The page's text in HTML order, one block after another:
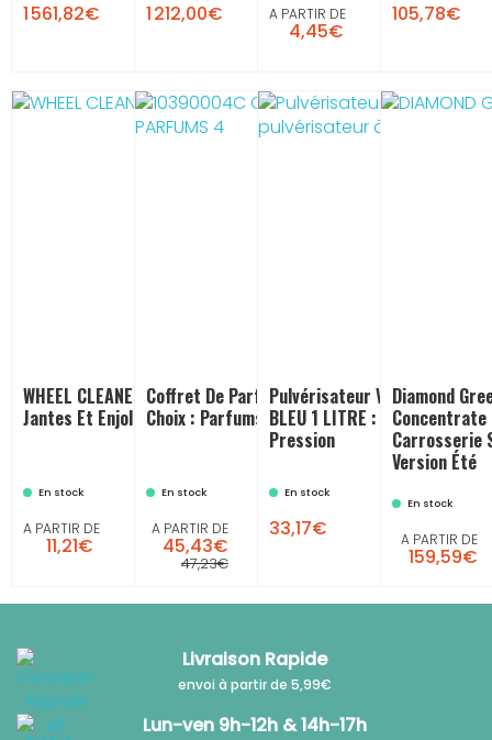
1 561,82€ 1 212,00€ A PARTIR DE
4,45€
105,78€
WHEEL CLEANER Nettoyant
Jantes Et Enjoliveurs
En stock
A PARTIR DE
11,21€
Coffret De Parfums 125 Ml Au
Choix : Parfums Voiture
En stock
A PARTIR DE
45,43€
47,23€
Pulvérisateur VENUS PRO
BLEU 1 LITRE : Pulvérisateur
Pression
En stock
33,17€
Diamond
Carrosserie
Version Été
En stock
A PARTIR DE
159,59€
Livraison Rapide
envoi à partir de 5,99€
Lun-ven 9h-12h & 14h-17h